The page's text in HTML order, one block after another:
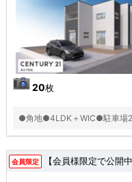
20枚
●角地●4LDK＋WIC●駐車場
会員限定 【会員様限定で公開中